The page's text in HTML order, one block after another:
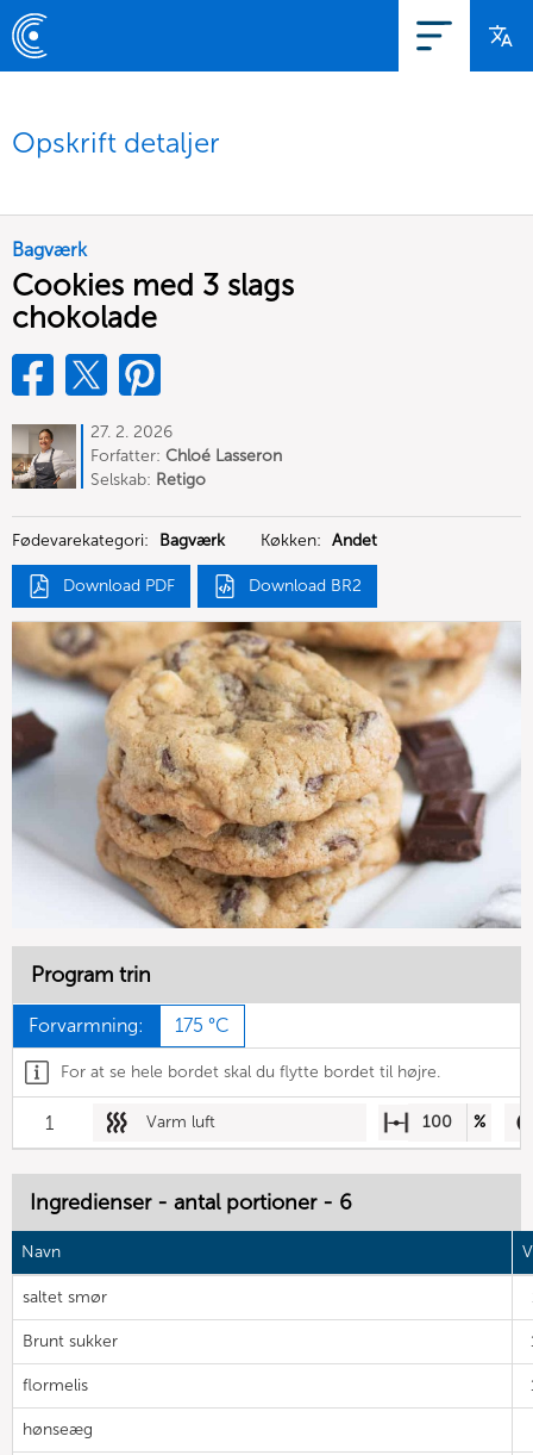
Opskrift detaljer
Bagværk
Cookies med 3 slags
chokolade
27. 2. 2026
Forfatter: Chloé Lasseron
Selskab: Retigo
Fødevarekategori: Bagværk Køkken: Andet
Download PDF Download BR2
Program trin
Forvarmning: 175 °C
For at se hele bordet skal du flytte bordet til højre.
1 Varm luft 100 %
Ingredienser - antal portioner - 6
Navn
saltet smør
Brunt sukker
flormelis
hønseæg